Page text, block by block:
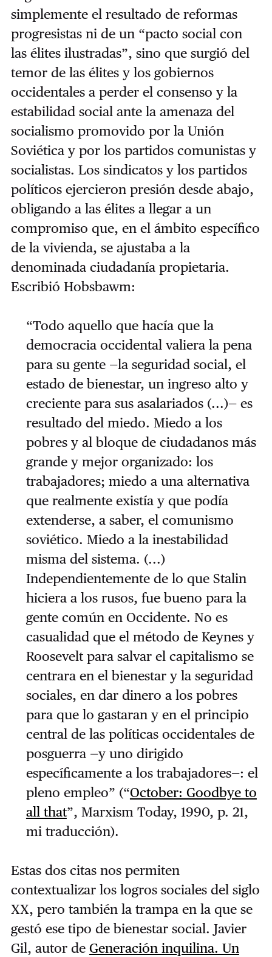
simplemente el resultado de reformas
progresistas ni de un “pacto social con
las élites ilustradas”, sino que surgió del
temor de las élites y los gobiernos
occidentales a perder el consenso y la
estabilidad social ante la amenaza del
socialismo promovido por la Unión
Soviética y por los partidos comunistas y
socialistas. Los sindicatos y los partidos
políticos ejercieron presión desde abajo,
obligando a las élites a llegar a un
compromiso que, en el ámbito específico
de la vivienda, se ajustaba a la
denominada ciudadanía propietaria.
Escribió Hobsbawm:
“Todo aquello que hacía que la
democracia occidental valiera la pena
para su gente —la seguridad social, el
estado de bienestar, un ingreso alto y
creciente para sus asalariados (...)— es
resultado del miedo. Miedo a los
pobres y al bloque de ciudadanos más
grande y mejor organizado: los
trabajadores; miedo a una alternativa
que realmente existía y que podía
extenderse, a saber, el comunismo
soviético. Miedo a la inestabilidad
misma del sistema. (...)
Independientemente de lo que Stalin
hiciera a los rusos, fue bueno para la
gente común en Occidente. No es
casualidad que el método de Keynes y
Roosevelt para salvar el capitalismo se
centrara en el bienestar y la seguridad
sociales, en dar dinero a los pobres
para que lo gastaran y en el principio
central de las políticas occidentales de
posguerra —y uno dirigido
específicamente a los trabajadores—: el
pleno empleo” (“October: Goodbye to
all that”, Marxism Today, 1990, p. 21,
mi traducción).
Estas dos citas nos permiten
contextualizar los logros sociales del siglo
XX, pero también la trampa en la que se
gestó ese tipo de bienestar social. Javier
Gil, autor de Generación inquilina. Un